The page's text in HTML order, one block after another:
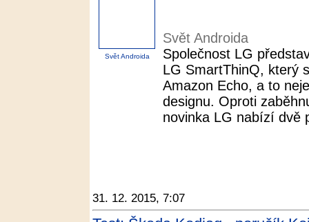
Svět Androida
Svět Androida
Společnost LG
LG SmartThinQ, který
Amazon Echo, a to
designu. Oproti
novinka LG nabízí dvě
31. 12. 2015, 7:07